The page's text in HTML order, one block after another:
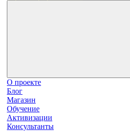
О проекте
Блог
Магазин
Обучение
Активизации
Консультанты